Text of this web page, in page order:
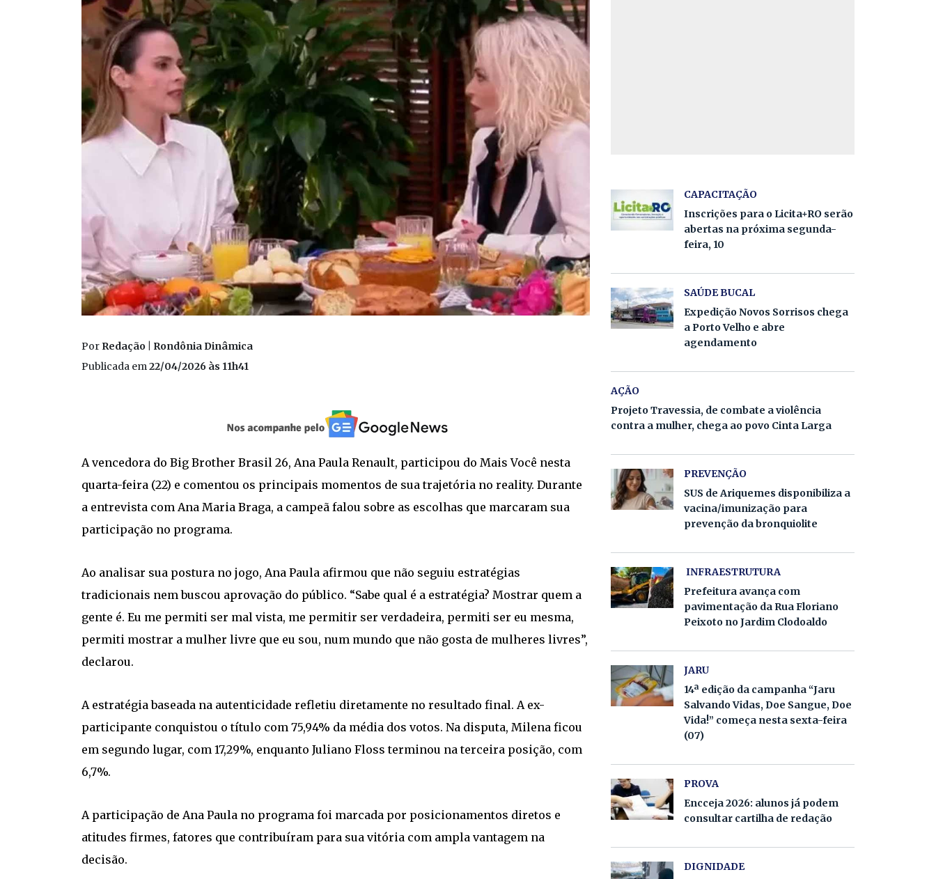
Por Redação | Rondônia Dinâmica
Publicada em22/04/2026 às 11h41
A vencedora do Big Brother Brasil 26, Ana Paula Renault, participou do Mais Você nesta
quarta-feira (22) e comentou os principais momentos de sua trajetória no reality. Durante
a entrevista com Ana Maria Braga, a campeã falou sobre as escolhas que marcaram sua
participação no programa.
Ao analisar sua postura no jogo, Ana Paula afirmou que não seguiu estratégias
tradicionais nem buscou aprovação do público. “Sabe qual é a estratégia? Mostrar quem a
gente é. Eu me permiti ser mal vista, me permitir ser verdadeira, permiti ser eu mesma,
permiti mostrar a mulher livre que eu sou, num mundo que não gosta de mulheres livres”,
declarou.
A estratégia baseada na autenticidade refletiu diretamente no resultado final. A ex-
participante conquistou o título com 75,94% da média dos votos. Na disputa, Milena ficou
em segundo lugar, com 17,29%, enquanto Juliano Floss terminou na terceira posição, com
6,7%.
A participação de Ana Paula no programa foi marcada por posicionamentos diretos e
atitudes firmes, fatores que contribuíram para sua vitória com ampla vantagem na
decisão.
CAPACITAÇÃO
Inscrições para o Licita+RO serão
abertas na próxima segunda-
feira, 10
SAÚDE BUCAL
Expedição Novos Sorrisos chega
a Porto Velho e abre
agendamento
AÇÃO
Projeto Travessia, de combate a violência
contra a mulher, chega ao povo Cinta Larga
PREVENÇÃO
SUS de Ariquemes disponibiliza a
vacina/imunização para
prevenção da bronquiolite
INFRAESTRUTURA
Prefeitura avança com
pavimentação da Rua Floriano
Peixoto no Jardim Clodoaldo
JARU
14ª edição da campanha “Jaru
Salvando Vidas, Doe Sangue, Doe
Vida!” começa nesta sexta-feira
(07)
PROVA
Encceja 2026: alunos já podem
consultar cartilha de redação
DIGNIDADE